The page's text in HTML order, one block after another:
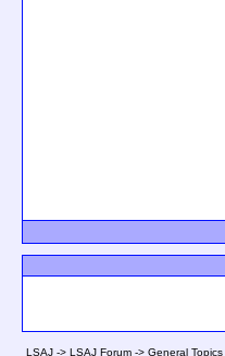
LSAJ -> LSAJ Forum -> General Topics